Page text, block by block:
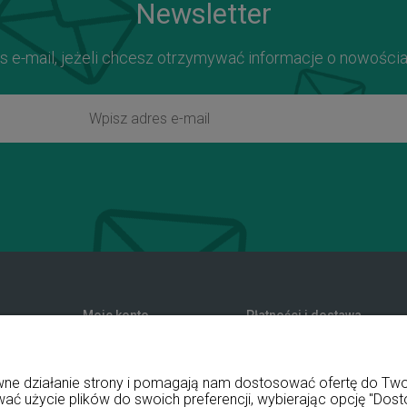
Newsletter
e-mail, jeżeli chcesz otrzymywać informacje o
Moje konto
Ustawienia konta
Przechowalnia
Płatności i dostawa
Koszty dostawy
Czas realizacji zamówienia
działanie strony i pomagają nam dostosować ofertę do
użycie plików do swoich preferencji, wybierając opcję